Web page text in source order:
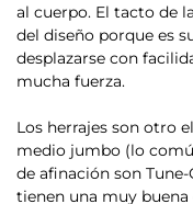
al cuerpo. El tacto de
del diseño porque es
desplazarse con
mucha fuerza.
Los herrajes son otro
medio jumbo (lo
de afinación son
tienen una muy